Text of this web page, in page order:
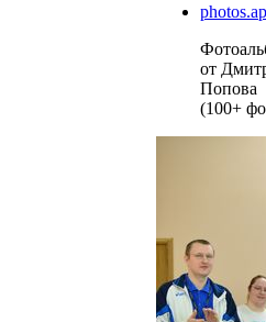
от
Попова
(100+